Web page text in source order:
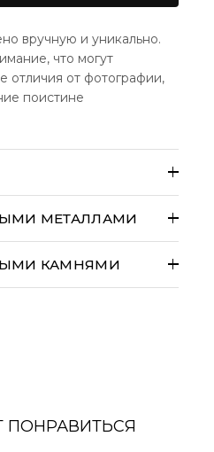
вручную и уникально.
что могут
отличия от фотографии,
поистине
облагаться
импортными налогами
Эти расходы несет
МЕТАЛЛАМИ
КАМНЯМИ